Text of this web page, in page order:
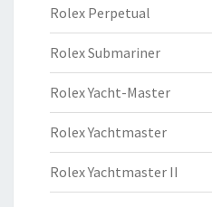
Rolex Perpetual
Rolex Submariner
Rolex Yacht-Master
Rolex Yachtmaster
Rolex Yachtmaster II